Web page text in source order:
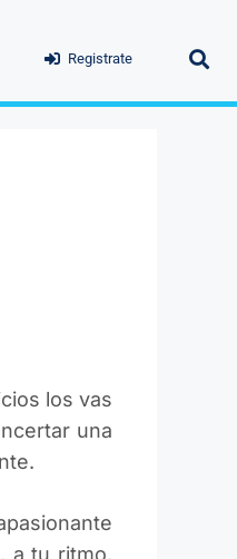
Registrate
los vas
una
a tu ritmo,